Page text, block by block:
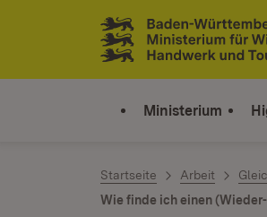
Zum Inhalt springen
Link zur Startseite
Ministerium
Startseite Arbeit
Wie finde ich einen